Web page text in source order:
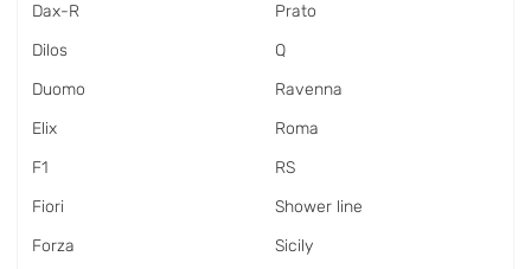
Dax-R
Dilos
Duomo
Elix
F1
Fiori
Forza
Prato
Q
Ravenna
Roma
RS
Shower line
Sicily